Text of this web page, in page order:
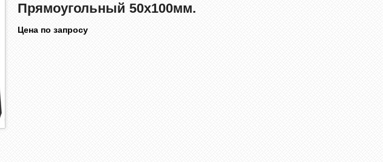
Прямоугольный 50x100мм.
Цена по запросу